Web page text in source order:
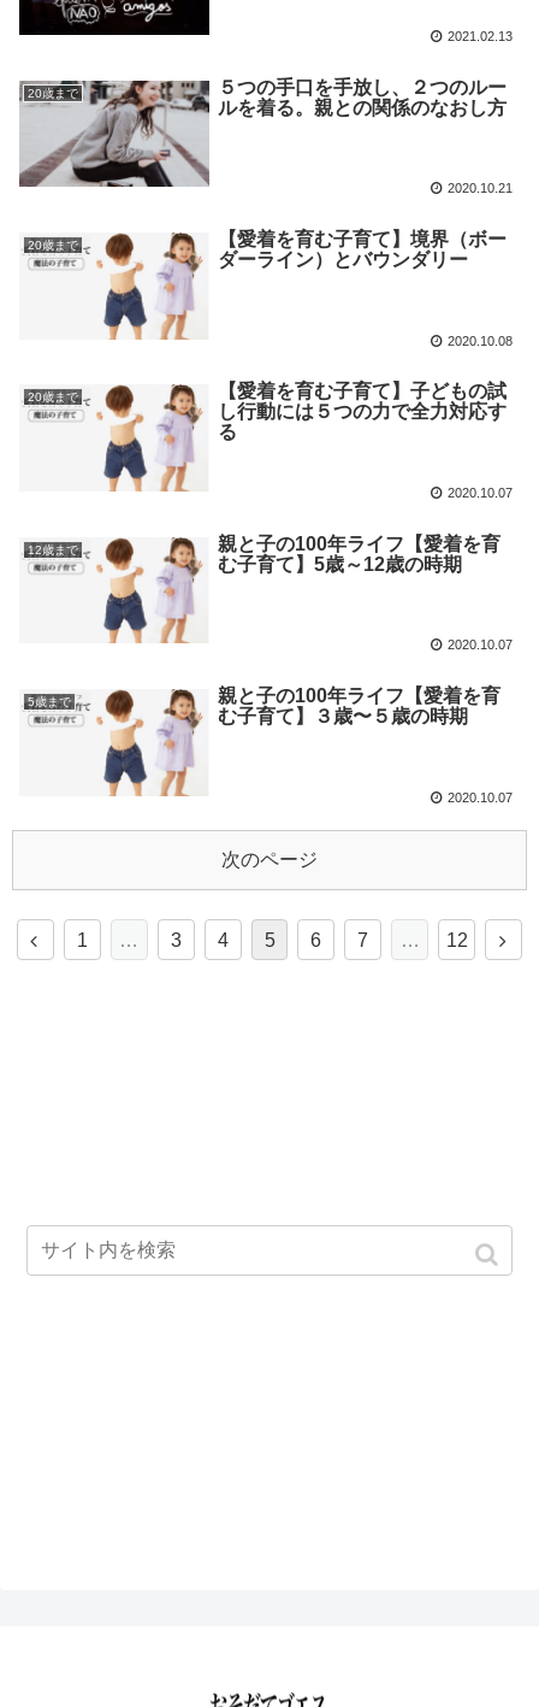
2021.02.13
20歳まで
５つの手口を手放し、２つのルー
ルを着る。親との関係のなおし方
2020.10.21
20歳まで
【愛着を育む子育て】境界（ボー
ダーライン）とバウンダリー
2020.10.08
20歳まで
【愛着を育む子育て】子どもの試
し行動には５つの力で全力対応す
る
2020.10.07
12歳まで
親と子の100年ライフ【愛着を育
む子育て】5歳～12歳の時期
2020.10.07
5歳まで
親と子の100年ライフ【愛着を育
む子育て】３歳〜５歳の時期
2020.10.07
次のページ
1 … 3 4 5 6 7 … 12